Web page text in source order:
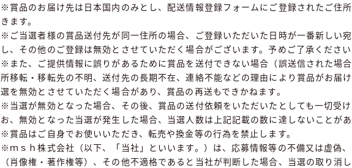
※賞品のお届け先は日本国内のみとし、配送情報登録フォームにご登録されたご住
きます。
※ご当選者様の賞品送付先が同一住所の場合、ご登録いただいた日時が一番新しい
し、その他のご登録は無効とさせていただく場合がございます。予めご了承ください
※また、ご提供情報に誤りがあるために賞品を送付できない場合（誤送信された場
所移転・移転先の不明、送付先の長期不在、連絡不能などの理由により賞品がお届
選を無効とさせていただく場合があり、賞品の再送もできかねます。
※当選が無効となった場合、その後、賞品の送付依頼をいただいたとしても一切受
お、無効となった当選が発生した場合、当選人数は上記記載の数に達しないことがあ
※賞品はご自身でお使いいただき、転売や換金等の行為を禁止します。
※ｍｓｈ株式会社（以下、「当社」といいます。）は、応募情報等の不備又は虚偽
（肖像権・著作権等）、その他不適格であると当社が判断した場合、当選の取り消